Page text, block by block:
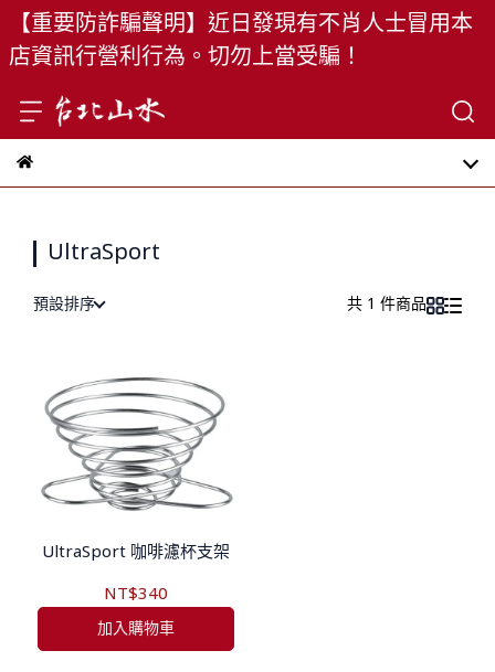
【重要防詐騙聲明】近日發現有不肖人士冒用本
店資訊行營利行為。切勿上當受騙！
UltraSport
預設排序 共 1 件商品
UltraSport 咖啡濾杯支架
NT$340
加入購物車